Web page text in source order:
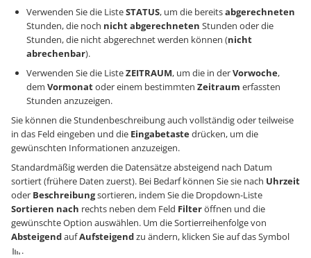
Verwenden Sie die ListeSTATUS, um die bereitsabgerechneten
Stunden, die noch nicht abgerechneten Stunden oder die
Stunden, die nicht abgerechnet werden können (nicht
abrechenbar).
Verwenden Sie die ListeZEITRAUM, um die in derVorwoche,
dem Vormonatoder einem bestimmten Zeitraum erfassten
Stunden anzuzeigen.
Sie können die Stundenbeschreibung auch vollständig oder teilweise
in das Feld eingeben und die Eingabetastedrücken, um die
gewünschten Informationen anzuzeigen.
Standardmäßig werden die Datensätze absteigend nach Datum
sortiert (frühere Daten zuerst). Bei Bedarf können Sie sie nach Uhrzeit
oder Beschreibungsortieren, indem Sie die Dropdown-Liste
Sortieren nach rechts neben dem Feld Filteröffnen und die
gewünschte Option auswählen. Um die Sortierreihenfolge von
AbsteigendaufAufsteigendzu ändern, klicken Sie auf das Symbol
.